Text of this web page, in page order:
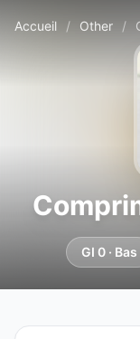
Accueil / Other /
GI 0 · Bas